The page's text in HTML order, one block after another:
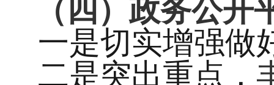
（四）政务公开
一是切实增强做
二是突出重点，